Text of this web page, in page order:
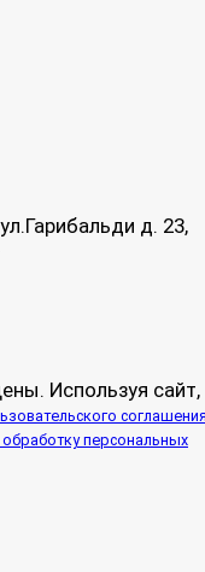
д. 23,
Используя сайт,
обработку персональных